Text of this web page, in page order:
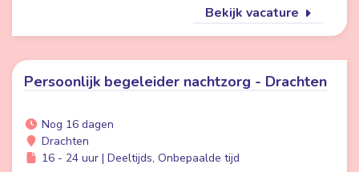
Bekijk vacature
Persoonlijk begeleider nachtzorg - Drachten
Nog 16 dagen
Drachten
16 - 24 uur | Deeltijds, Onbepaalde tijd